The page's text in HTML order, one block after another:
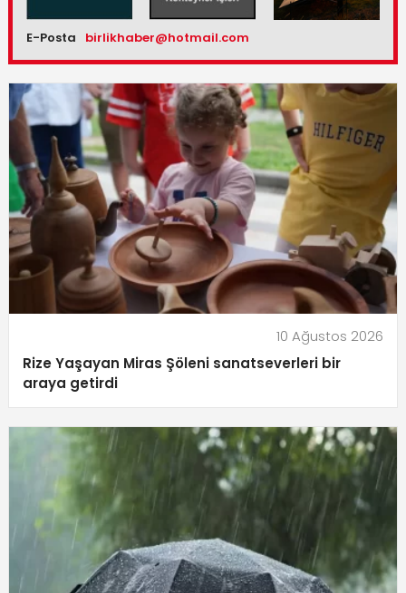
E-Posta birlikhaber@hotmail.com
10 Ağustos 2026
Rize Yaşayan Miras Şöleni sanatseverleri bir
araya getirdi